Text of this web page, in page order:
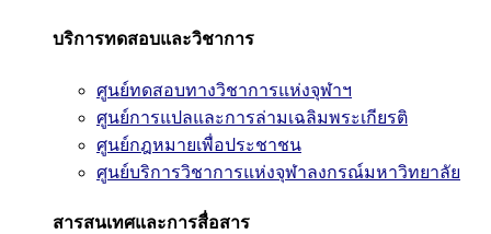
บริการทดสอบและวิชาการ
ศูนย์ทดสอบทางวิชาการแห่งจุฬาฯ
ศูนย์การแปลและการล่ามเฉลิมพระเกียรติ
ศูนย์กฎหมายเพื่อประชาชน
ศูนย์บริการวิชาการแห่งจุฬาลงกรณ์มหาวิทยาลัย
สารสนเทศและการสื่อสาร